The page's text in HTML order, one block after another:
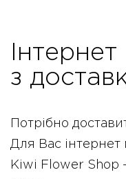
з
Потрібно
Для Вас інтернет
Kiwi Flower Shop